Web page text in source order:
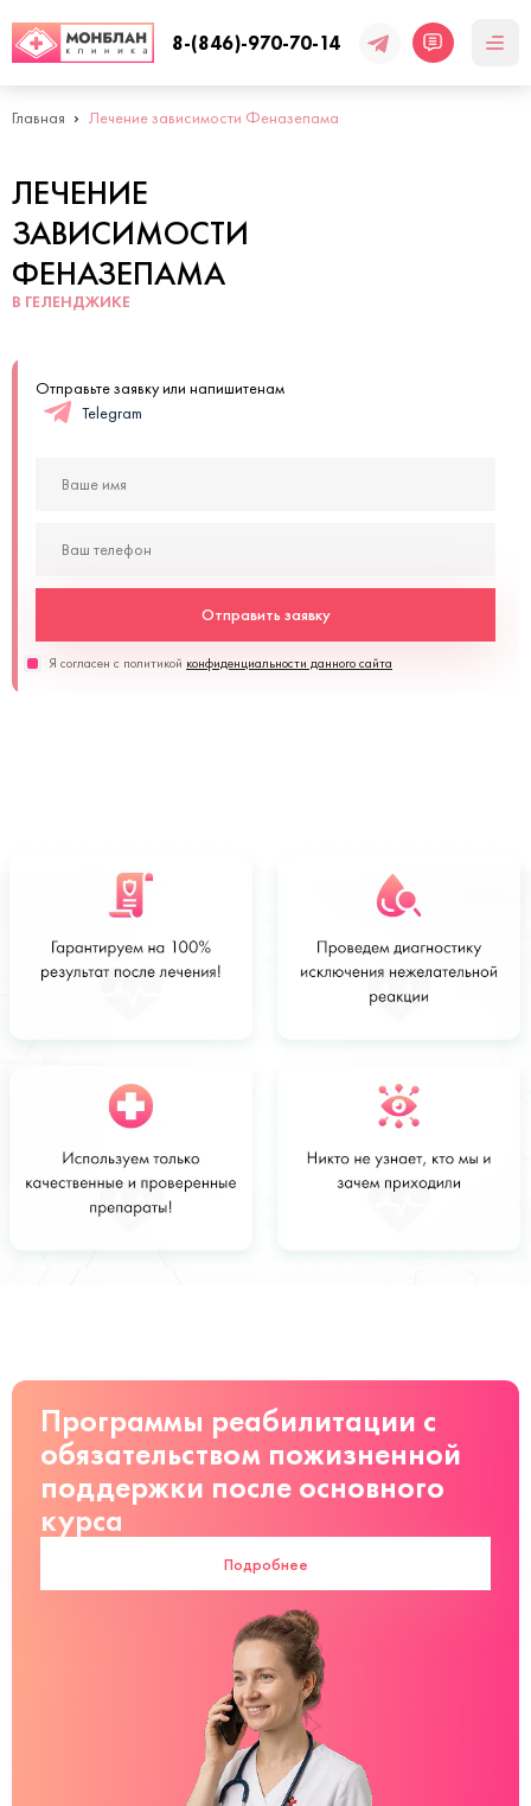
8-(846)-970-70-14
Главная Лечение зависимости Феназепама
ЛЕЧЕНИЕ
ЗАВИСИМОСТИ
ФЕНАЗЕПАМА
В ГЕЛЕНДЖИКЕ
Отправьте заявку или напишитенам
Telegram
Отправить заявку
Я согласен с политикой конфиденциальности данного сайта
Стоимость
от 28 000
Заказать
Программы реабилитации с
обязательством пожизненной
поддержки после основного
курса
Подробнее